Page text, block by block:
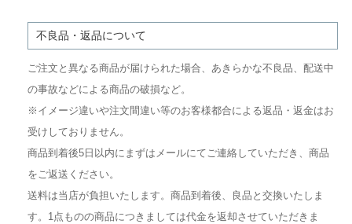
不良品・返品について
ご注文と異なる商品が届けられた場合、あきらかな不良品、配送中
の事故などによる商品の破損など。
※イメージ違いや注文間違い等のお客様都合による返品・返金はお
受けしておりません。
商品到着後5日以内にまずはメールにてご連絡していただき、商品
をご返送ください。
送料は当店が負担いたします。商品到着後、良品と交換いたしま
す。1点ものの商品につきましては代金を返却させていただきま